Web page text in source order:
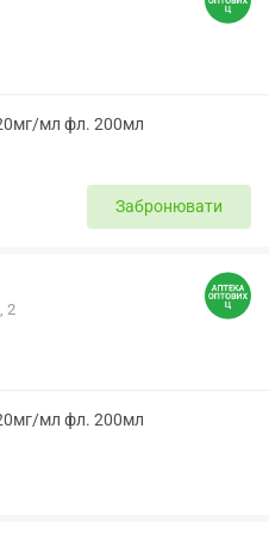
мл фл. 200мл
Забронювати
2
мл фл. 200мл